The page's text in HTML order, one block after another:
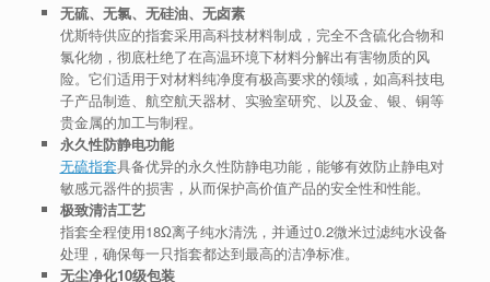
无硫、无氯、无硅油、无卤素
优斯特供应的指套采用高科技材料制成，完全不含硫化合物和
氯化物，彻底杜绝了在高温环境下材料分解出有害物质的风
险。它们适用于对材料纯净度有极高要求的领域，如高科技电
子产品制造、航空航天器材、实验室研究、以及金、银、铜等
贵金属的加工与制程。
永久性防静电功能
无硫指套具备优异的永久性防静电功能，能够有效防止静电对
敏感元器件的损害，从而保护高价值产品的安全性和性能。
极致清洁工艺
指套全程使用18Ω离子纯水清洗，并通过0.2微米过滤纯水设备
处理，确保每一只指套都达到最高的洁净标准。
无尘净化10级包装